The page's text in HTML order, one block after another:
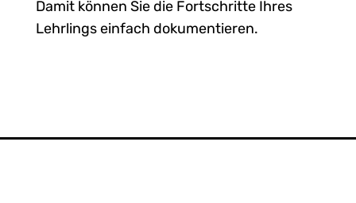
Damit können Sie die Fortschritte Ihres
Lehrlings einfach dokumentieren.